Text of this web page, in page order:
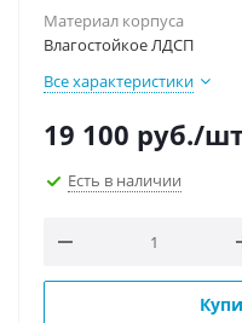
Материал корпуса
Влагостойкое ЛДСП
Все характеристики
19 100 руб./
Есть в наличии